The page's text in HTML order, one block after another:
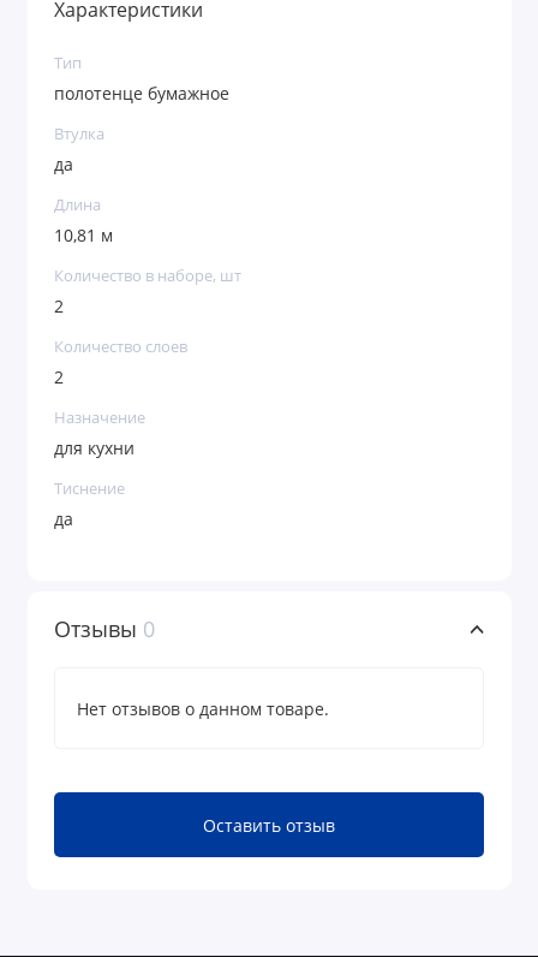
Характеристики
Тип
полотенце бумажное
Втулка
да
Длина
10,81 м
Количество в наборе, шт
2
Количество слоев
2
Назначение
для кухни
Тиснение
да
Отзывы 0
Нет отзывов о данном товаре.
Оставить отзыв